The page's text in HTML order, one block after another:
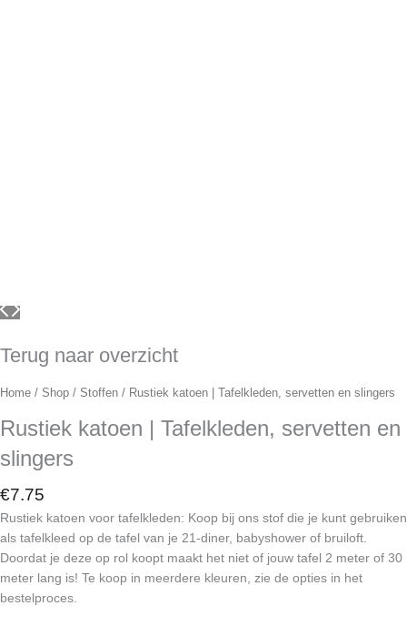
Terug naar overzicht
Home / Shop / Stoffen / Rustiek katoen | Tafelkleden, servetten en slingers
Rustiek katoen | Tafelkleden, servetten en
slingers
€7.75
Rustiek katoen voor tafelkleden: Koop bij ons stof die je kunt gebruiken
als tafelkleed op de tafel van je 21-diner, babyshower of bruiloft.
Doordat je deze op rol koopt maakt het niet of jouw tafel 2 meter of 30
meter lang is! Te koop in meerdere kleuren, zie de opties in het
bestelproces.